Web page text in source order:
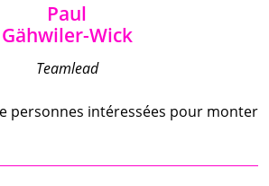
Paul
Gähwiler-Wick
Teamlead
personnes intéressées pour monter